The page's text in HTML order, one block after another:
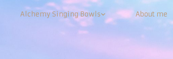
Alchemy Singing Bowls About me